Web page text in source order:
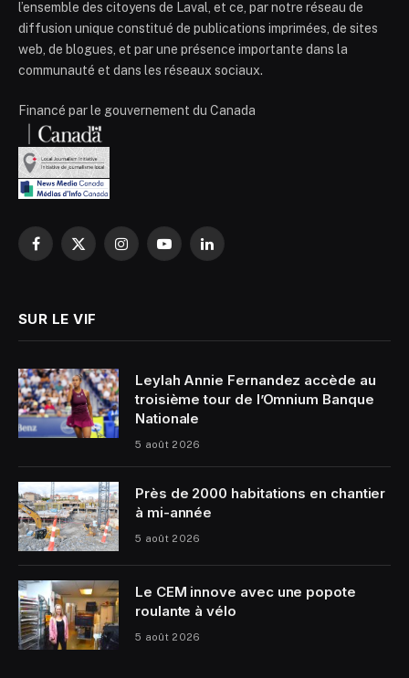
l’ensemble des citoyens de Laval, et ce, par notre réseau de
diffusion unique constitué de publications imprimées, de sites
web, de blogues, et par une présence importante dans la
communauté et dans les réseaux sociaux.
Financé par le gouvernement du Canada
Facebook
X
InstagramYouTubeLinkedIn
SUR LE VIF
Leylah Annie Fernandez accède au
troisième tour de l’Omnium Banque
Nationale
5 août 2026
Près de 2000 habitations en chantier
à mi-année
5 août 2026
Le CEM innove avec une popote
roulante à vélo
5 août 2026